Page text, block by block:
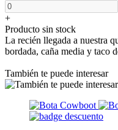
+
Producto sin stock
La recién llegada a nuestra
bordada, caña media y taco
También te puede interesar